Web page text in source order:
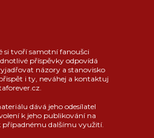
si tvoří samotní fanoušci
příspěvky odpovídá
názory a stanovisko
i ty, neváhej a kontaktuj
dává jeho odesílatel
k jeho publikování na
dalšímu využití.